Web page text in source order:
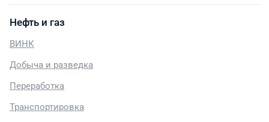
Нефть и газ
ВИНК
Добыча и разведка
Переработка
Транспортировка